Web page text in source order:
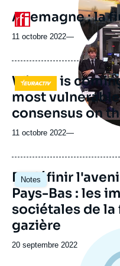
Logo
Allemagne : la
11 octobre 2022—
Logo
Image
principale
Winter is
most
consensus on
11 octobre 2022—
Notes
Image
principale
Redéfinir
Pays-Bas : les
sociétales de
gazière
Date
20 septembre 2022